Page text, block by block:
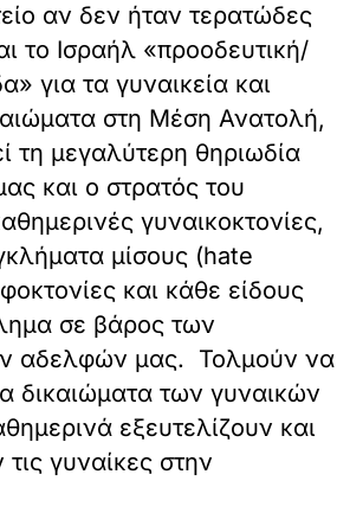
αν δεν ήταν τερατώδες
το Ισραήλ «προοδευτική/
για τα γυναικεία και
στη Μέση Ανατολή,
τη μεγαλύτερη θηριωδία
και ο στρατός του
γυναικοκτονίες,
μίσους (hate
και κάθε είδους
σε βάρος των
αδελφών μας. Τολμούν να
δικαιώματα των γυναικών
εξευτελίζουν και
γυναίκες στην